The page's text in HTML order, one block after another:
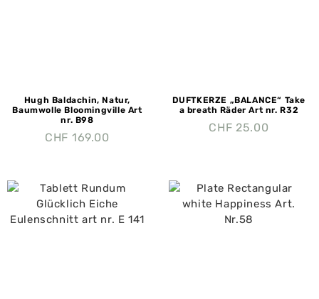
Hugh Baldachin, Natur,
Baumwolle Bloomingville Art
nr. B98
CHF 169.00
DUFTKERZE „BALANCE“ Take
a breath Räder Art nr. R32
CHF 25.00